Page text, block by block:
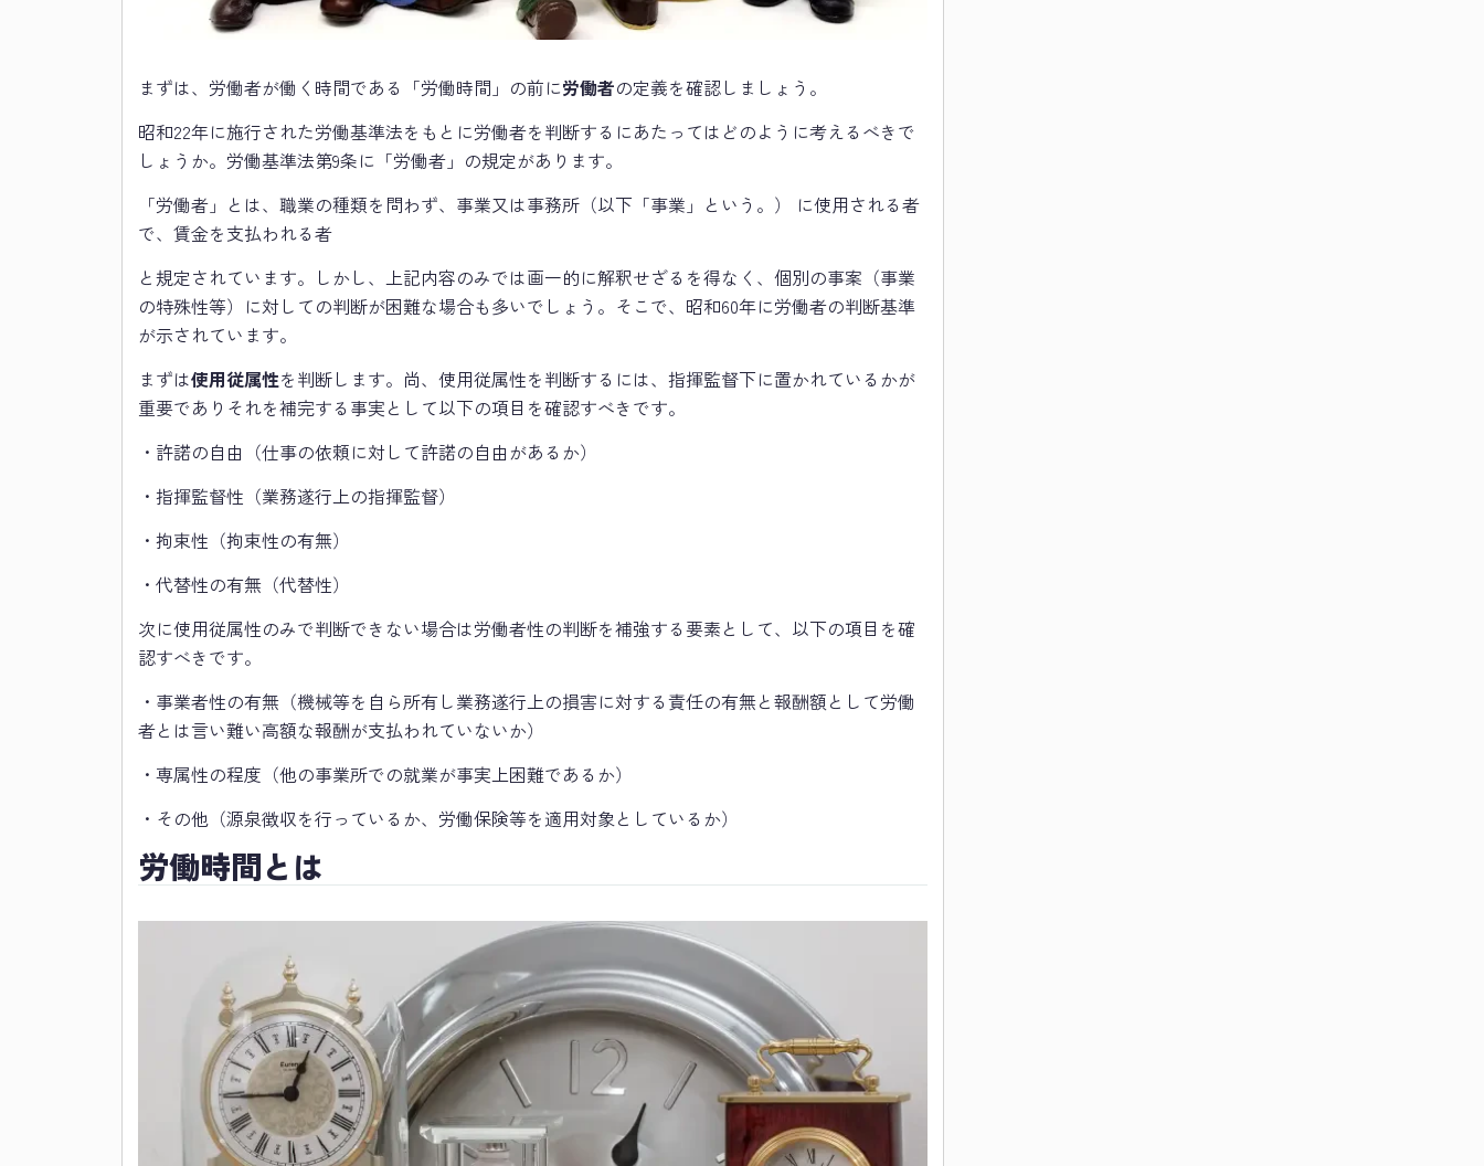
まずは、労働者が働く時間である「労働時間」の前に労働者の定義を確認しましょう。
昭和22年に施行された労働基準法をもとに労働者を判断するにあたってはどのように考えるべきで
しょうか。労働基準法第9条に「労働者」の規定があります。
「労働者」とは、職業の種類を問わず、事業又は事務所（以下「事業」という。） に使用される者
で、賃金を支払われる者
と規定されています。しかし、上記内容のみでは画一的に解釈せざるを得なく、個別の事案（事業
の特殊性等）に対しての判断が困難な場合も多いでしょう。そこで、昭和60年に労働者の判断基準
が示されています。
まずは使用従属性を判断します。尚、使用従属性を判断するには、指揮監督下に置かれているかが
重要でありそれを補完する事実として以下の項目を確認すべきです。
・許諾の自由（仕事の依頼に対して許諾の自由があるか）
・指揮監督性（業務遂行上の指揮監督）
・拘束性（拘束性の有無）
・代替性の有無（代替性）
次に使用従属性のみで判断できない場合は労働者性の判断を補強する要素として、以下の項目を確
認すべきです。
・事業者性の有無（機械等を自ら所有し業務遂行上の損害に対する責任の有無と報酬額として労働
者とは言い難い高額な報酬が支払われていないか）
・専属性の程度（他の事業所での就業が事実上困難であるか）
・その他（源泉徴収を行っているか、労働保険等を適用対象としているか）
労働時間とは